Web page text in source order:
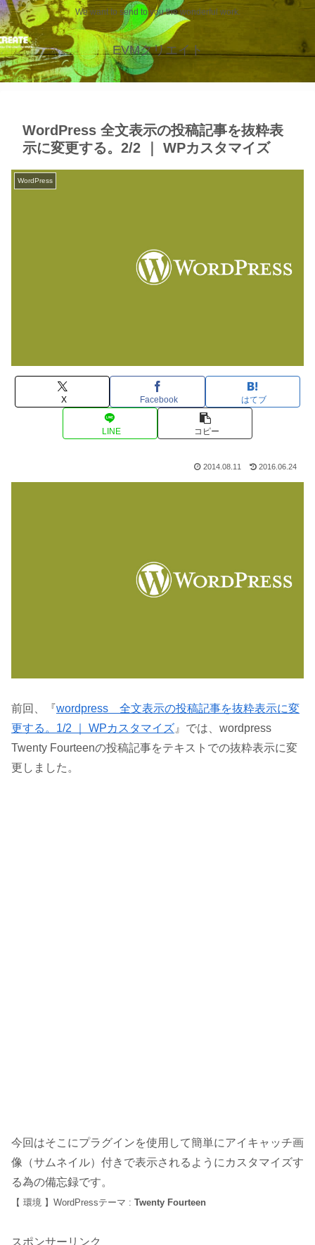
We want to send to you the wonderful work.
EVMクリエイト
WordPress 全文表示の投稿記事を抜粋表
示に変更する。2/2 ｜ WPカスタマイズ
WordPress
X Facebook はてブ
LINE コピー
2014.08.11 2016.06.24
前回、『wordpress 全文表示の投稿記事を抜粋表示に変
更する。1/2 ｜ WPカスタマイズ 』では、wordpress
Twenty Fourteenの投稿記事をテキストでの抜粋表示に変
更しました。
今回はそこにプラグインを使用して簡単にアイキャッチ画
像（サムネイル）付きで表示されるようにカスタマイズす
る為の備忘録です。
【 環境 】WordPressテーマ : Twenty Fourteen
スポンサーリンク